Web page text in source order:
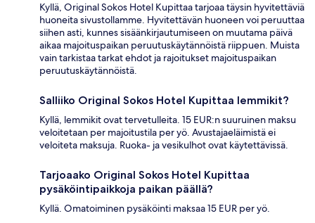
Kyllä, Original Sokos Hotel Kupittaa tarjoaa täysin hyvitettäviä
huoneita sivustollamme. Hyvitettävän huoneen voi peruuttaa
siihen asti, kunnes sisäänkirjautumiseen on muutama päivä
aikaa majoituspaikan peruutuskäytännöistä riippuen. Muista
vain tarkistaa tarkat ehdot ja rajoitukset majoituspaikan
peruutuskäytännöistä.
Salliiko Original Sokos Hotel Kupittaa lemmikit?
Kyllä, lemmikit ovat tervetulleita. 15 EUR:n suuruinen maksu
veloitetaan per majoitustila per yö. Avustajaeläimistä ei
veloiteta maksuja. Ruoka- ja vesikulhot ovat käytettävissä.
Tarjoaako Original Sokos Hotel Kupittaa
pysäköintipaikkoja paikan päällä?
Kyllä. Omatoiminen pysäköinti maksaa 15 EUR per yö.